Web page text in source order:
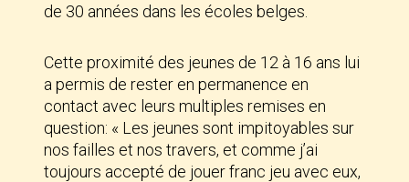
de 30 années dans les écoles belges.
Cette proximité des jeunes de 12 à 16 ans lui
a permis de rester en permanence en
contact avec leurs multiples remises en
question: « Les jeunes sont impitoyables sur
nos failles et nos travers, et comme j’ai
toujours accepté de jouer franc jeu avec eux,